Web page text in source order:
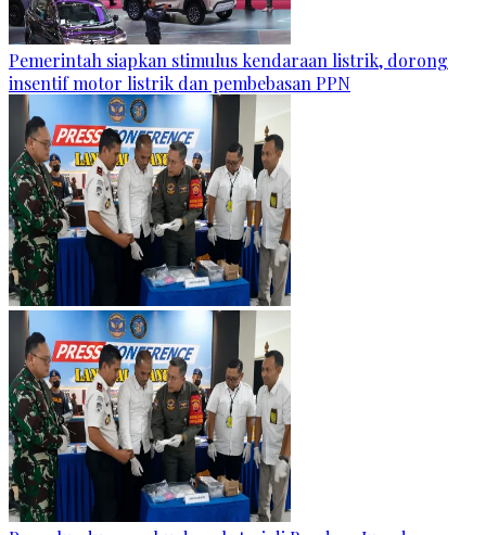
Pemerintah siapkan stimulus kendaraan listrik, dorong
insentif motor listrik dan pembebasan PPN